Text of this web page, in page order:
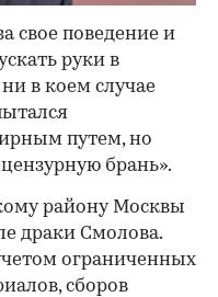
свое поведение и
руки в
в коем случае
путем, но
брань».
району Москвы
драки Смолова.
ограниченных
сборов